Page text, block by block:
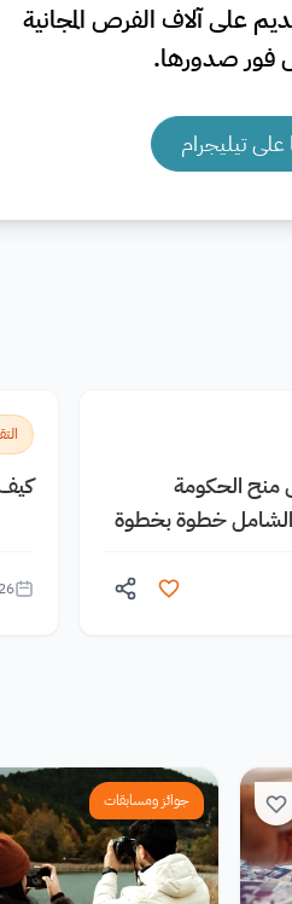
على آلاف الفرص المجانية
فور صدورها.
على تيليجرام
منح الحكومة
الشامل خطوة بخطوة
جوائز ومسابقات